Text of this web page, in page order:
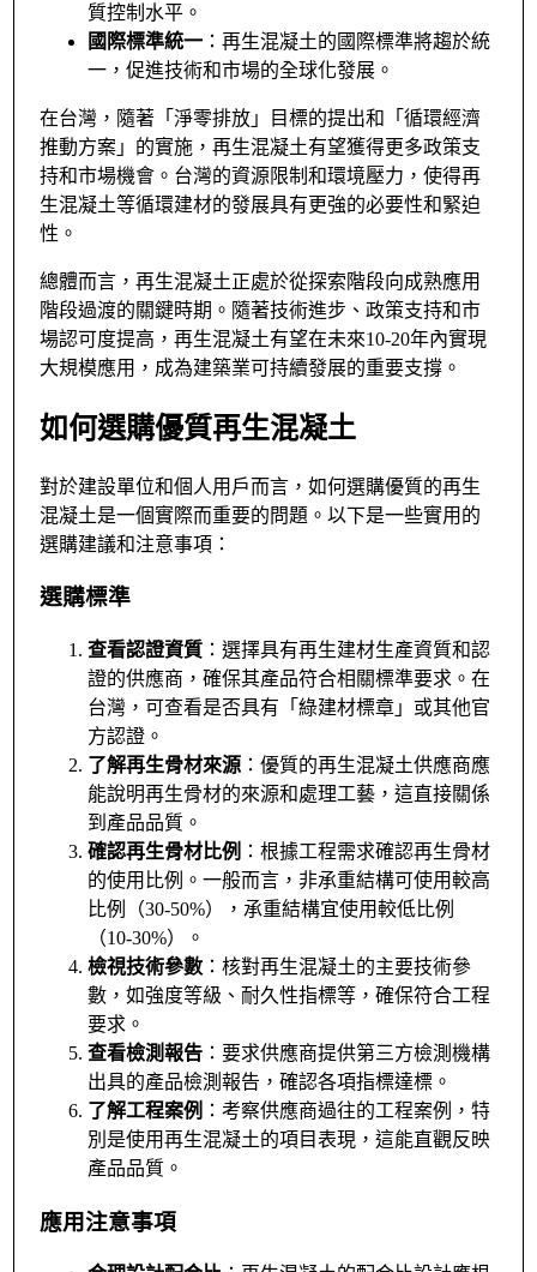
質控制水平。
國際標準統一 ：再生混凝土的國際標準將趨於統
一，促進技術和市場的全球化發展。
在台灣，隨著「淨零排放」目標的提出和「循環經濟
推動方案」的實施，再生混凝土有望獲得更多政策支
持和市場機會。台灣的資源限制和環境壓力，使得再
生混凝土等循環建材的發展具有更強的必要性和緊迫
性。
總體而言，再生混凝土正處於從探索階段向成熟應用
階段過渡的關鍵時期。隨著技術進步、政策支持和市
場認可度提高，再生混凝土有望在未來10-20年內實現
大規模應用，成為建築業可持續發展的重要支撐。
如何選購優質再生混凝土
對於建設單位和個人用戶而言，如何選購優質的再生
混凝土是一個實際而重要的問題。以下是一些實用的
選購建議和注意事項：
選購標準
查看認證資質 ：選擇具有再生建材生產資質和認
證的供應商，確保其產品符合相關標準要求。在
台灣，可查看是否具有「綠建材標章」或其他官
方認證。
了解再生骨材來源 ：優質的再生混凝土供應商應
能說明再生骨材的來源和處理工藝，這直接關係
到產品品質。
確認再生骨材比例 ：根據工程需求確認再生骨材
的使用比例。一般而言，非承重結構可使用較高
比例（30-50%），承重結構宜使用較低比例
（10-30%）。
檢視技術參數 ：核對再生混凝土的主要技術參
數，如強度等級、耐久性指標等，確保符合工程
要求。
查看檢測報告 ：要求供應商提供第三方檢測機構
出具的產品檢測報告，確認各項指標達標。
了解工程案例 ：考察供應商過往的工程案例，特
別是使用再生混凝土的項目表現，這能直觀反映
產品品質。
應用注意事項